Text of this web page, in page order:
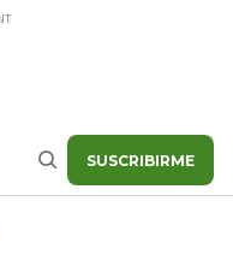
Buscar SUSCRIBIRME